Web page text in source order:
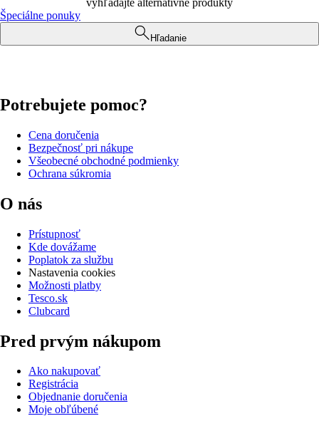
vyhľadajte alternatívne produkty
Špeciálne ponuky
Hľadanie
Potrebujete pomoc?
Cena doručenia
Bezpečnosť pri nákupe
Všeobecné obchodné podmienky
Ochrana súkromia
O nás
Prístupnosť
Kde dovážame
Poplatok za službu
Nastavenia cookies
Možnosti platby
Tesco.sk
Clubcard
Pred prvým nákupom
Ako nakupovať
Registrácia
Objednanie doručenia
Moje obľúbené